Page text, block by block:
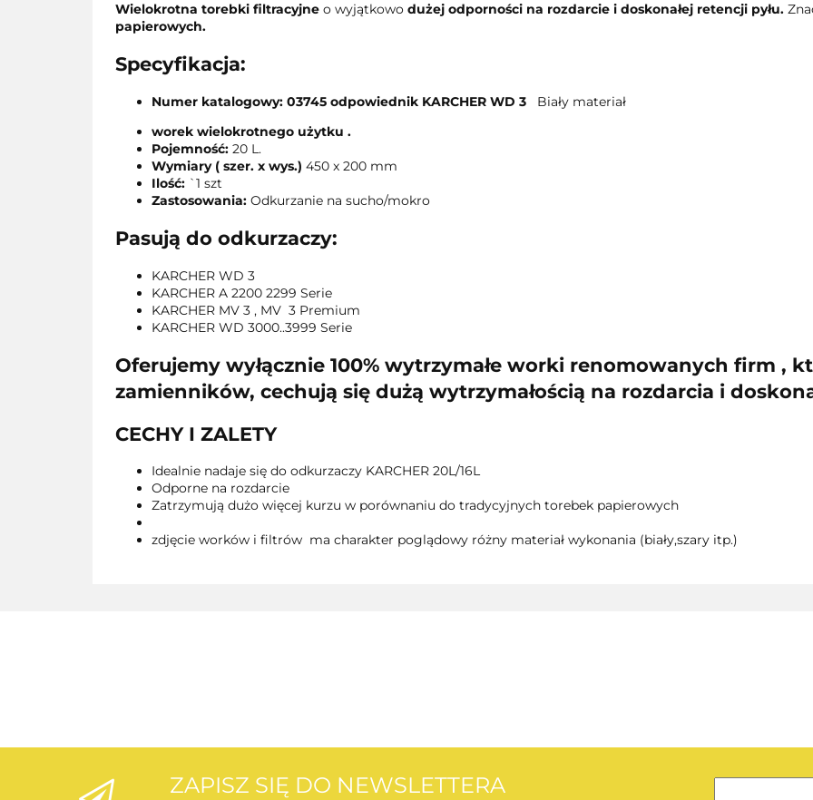
Wielokrotna torebki filtracyjne o wyjątkowo dużej odporności na rozdarcie i doskonałej retencji pyłu.
papierowych.
Specyfikacja:
Numer katalogowy: 03745 odpowiednik KARCHER WD 3
Biały materiał
worek wielokrotnego użytku .
Pojemność: 20 L.
Wymiary ( szer. x wys.) 450 x 200 mm
Ilość: `1 szt
Zastosowania: Odkurzanie na sucho/mokro
Pasują do odkurzaczy:
KARCHER WD 3
KARCHER A 2200 2299 Serie
KARCHER MV 3 , MV 3 Premium
KARCHER WD 3000..3999 Serie
Oferujemy wyłącznie 100% wytrzymałe worki renomowanych firm ,
zamienników, cechują się dużą wytrzymałością na rozdarcia i
CECHY I ZALETY
Idealnie nadaje się do odkurzaczy KARCHER 20L/16L
Odporne na rozdarcie
Zatrzymują dużo więcej kurzu w porównaniu do tradycyjnych torebek papierowych
zdjęcie worków i filtrów ma charakter poglądowy różny materiał wykonania (biały,szary itp.)
ZAPISZ SIĘ DO NEWSLETTERA